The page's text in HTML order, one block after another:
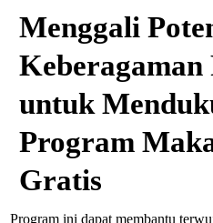
Menggali
untuk
Program
Gratis
Program ini dapat membantu